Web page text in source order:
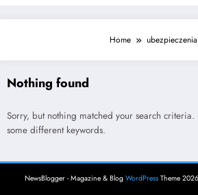
Home ubezpieczenia
Nothing found
Sorry, but nothing matched your search criteria.
some different keywords.
NewsBlogger - Magazine & Blog WordPress Theme